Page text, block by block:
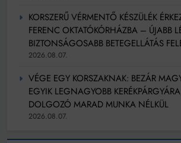
KORSZERŰ VÉRMENTŐ KÉSZÜLÉK
FERENC OKTATÓKÓRHÁZBA – ÚJABB
BIZTONSÁGOSABB BETEGELLÁTÁS
2026.08.07.
VÉGE EGY KORSZAKNAK: BEZÁR
EGYIK LEGNAGYOBB
DOLGOZÓ MARAD MUNKA NÉLKÜL
2026.08.07.